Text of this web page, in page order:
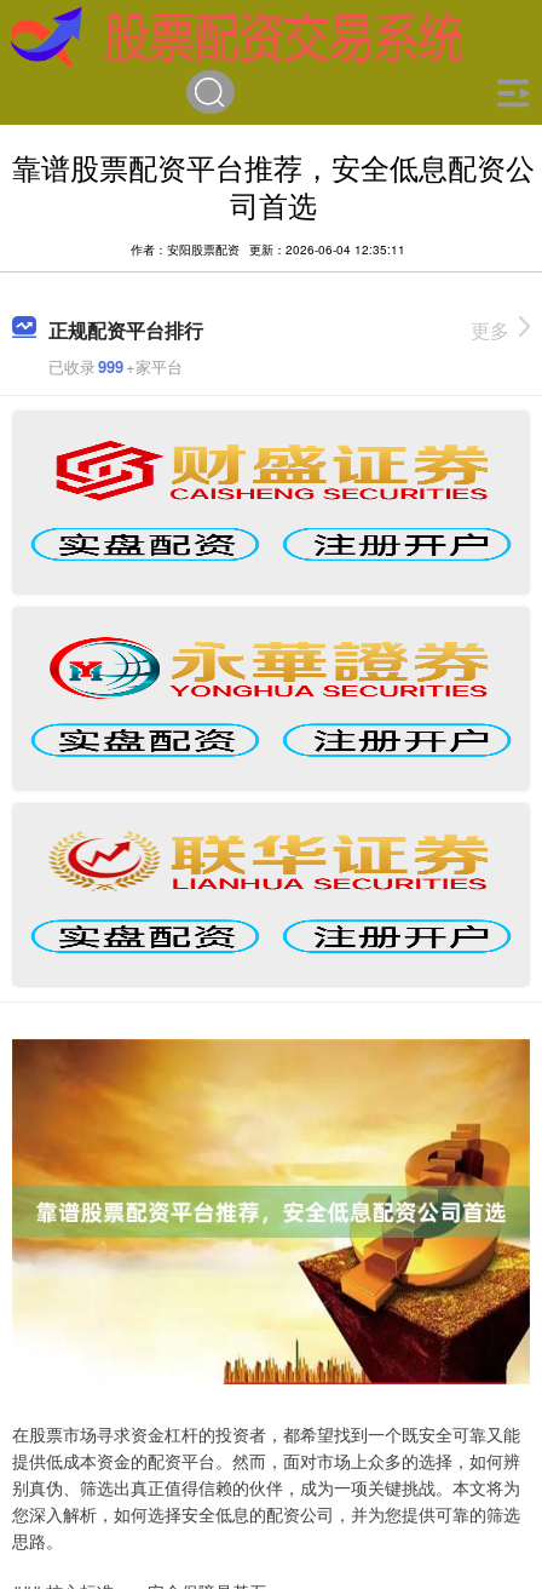
靠谱股票配资平台推荐，安全低息配资公
司首选
作者：安阳股票配资 更新：2026-06-04 12:35:11
正规配资平台排行
已收录999+家平台
更多
在股票市场寻求资金杠杆的投资者，都希望找到一个既安全可靠又能
提供低成本资金的配资平台。然而，面对市场上众多的选择，如何辨
别真伪、筛选出真正值得信赖的伙伴，成为一项关键挑战。本文将为
您深入解析，如何选择安全低息的配资公司，并为您提供可靠的筛选
思路。